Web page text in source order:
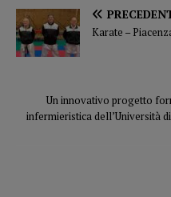
Karate –
Un innovativo progetto
infermieristica dell’Università